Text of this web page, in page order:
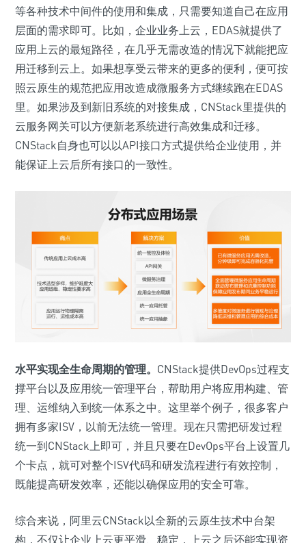
等各种技术中间件的使用和集成，只需要知道自己在应用
层面的需求即可。比如，企业业务上云，EDAS就提供了
应用上云的最短路径，在几乎无需改造的情况下就能把应
用迁移到云上。如果想享受云带来的更多的便利，便可按
照云原生的规范把应用改造成微服务方式继续跑在EDAS
里。如果涉及到新旧系统的对接集成，CNStack里提供的
云服务网关可以方便新老系统进行高效集成和迁移。
CNStack自身也可以以API接口方式提供给企业使用，并
能保证上云后所有接口的一致性。
水平实现全生命周期的管理。 CNStack提供DevOps过程支
撑平台以及应用统一管理平台，帮助用户将应用构建、管
理、运维纳入到统一体系之中。这里举个例子，很多客户
拥有多家ISV，以前无法统一管理。现在只需把研发过程
统一到CNStack上即可，并且只要在DevOps平台上设置几
个卡点，就可对整个ISV代码和研发流程进行有效控制，
既能提高研发效率，还能以确保应用的安全可靠。
综合来说，阿里云CNStack以全新的云原生技术中台架
构，不仅让企业上云更平滑、稳定，上云之后还能实现资